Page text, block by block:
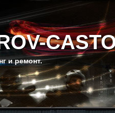
и ремонт.